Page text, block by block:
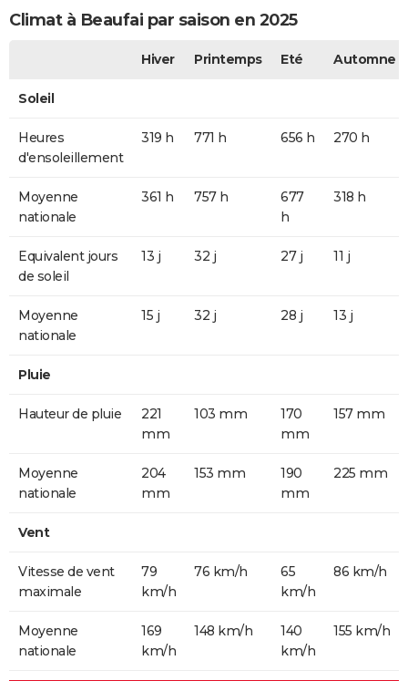
Climat à Beaufai par saison en 2025
Hiver Printemps Eté Automne
Soleil
Heures
d'ensoleillement
319 h 771 h 656 h 270 h
Moyenne
nationale
361 h 757 h
677
h
318 h
Equivalent jours
de soleil
13 j 32 j 27 j 11 j
Moyenne
nationale
15 j 32 j 28 j 13 j
Pluie
Hauteur de pluie
221
mm
103 mm
170
mm
157 mm
Moyenne
nationale
204
mm
153 mm
190
mm
225 mm
Vent
Vitesse de vent
maximale
79
km/h
76 km/h
65
km/h
86 km/h
Moyenne
nationale
169
km/h
148 km/h
140
km/h
155 km/h